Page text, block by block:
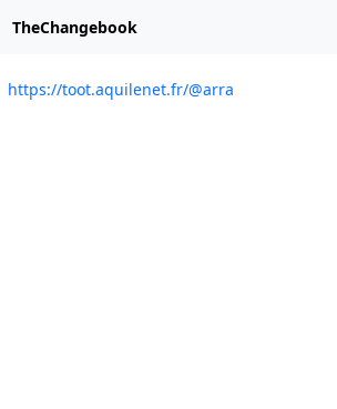
TheChangebook
https://toot.aquilenet.fr/@arra